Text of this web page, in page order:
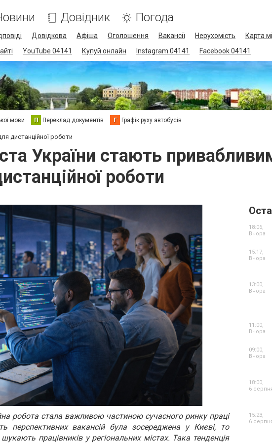
Довідник Погода
Довідкова Афіша Оголошення Вакансії Нерухомість
Карта
YouTube 04141 Купуй онлайн Instagram 04141 Facebook 04141
мови П Переклад документів Г Графік руху автобусів
дистанційної роботи
України стають
роботи
робота стала важливою частиною сучасного ринку праці
перспективних вакансій була зосереджена у Києві, то
працівників у регіональних містах. Така тенденція
18:06,
Вчора
15:17,
Вчора
13:00,
Вчора
11:00,
Вчора
09:00,
Вчора
18:00,
6
15:23,
6